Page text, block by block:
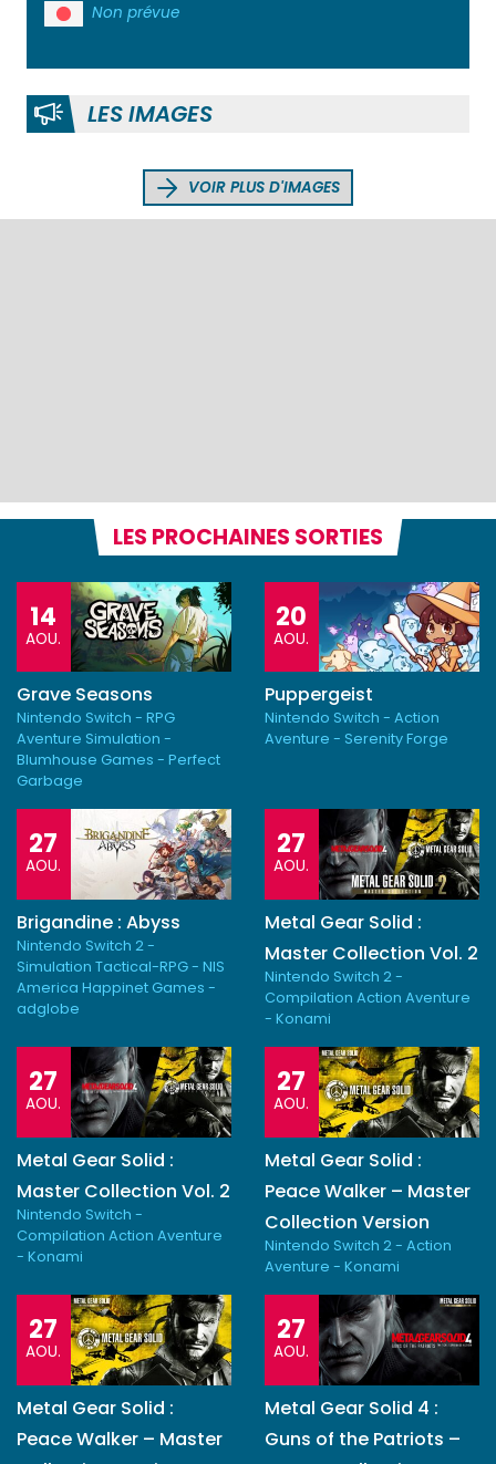
Non prévue
LES IMAGES
VOIR PLUS D'IMAGES
LES PROCHAINES SORTIES
14
AOU.
Grave Seasons
Nintendo Switch - RPG
Aventure Simulation -
Blumhouse Games - Perfect
Garbage
20
AOU.
Puppergeist
Nintendo Switch - Action
Aventure - Serenity Forge
27
AOU.
Brigandine : Abyss
Nintendo Switch 2 -
Simulation Tactical-RPG - NIS
America Happinet Games -
adglobe
27
AOU.
Metal Gear Solid :
Master Collection Vol. 2
Nintendo Switch 2 -
Compilation Action Aventure
- Konami
27
AOU.
Metal Gear Solid :
Master Collection Vol. 2
Nintendo Switch -
Compilation Action Aventure
- Konami
27
AOU.
Metal Gear Solid :
Peace Walker – Master
Collection Version
Nintendo Switch 2 - Action
Aventure - Konami
27
AOU.
Metal Gear Solid :
Peace Walker – Master
27
AOU.
Metal Gear Solid 4 :
Guns of the Patriots –